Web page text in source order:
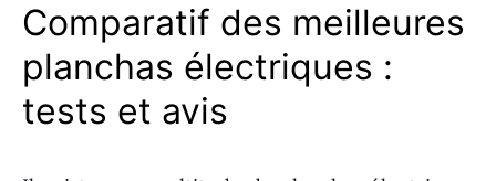
Comparatif des meilleures
planchas électriques :
tests et avis